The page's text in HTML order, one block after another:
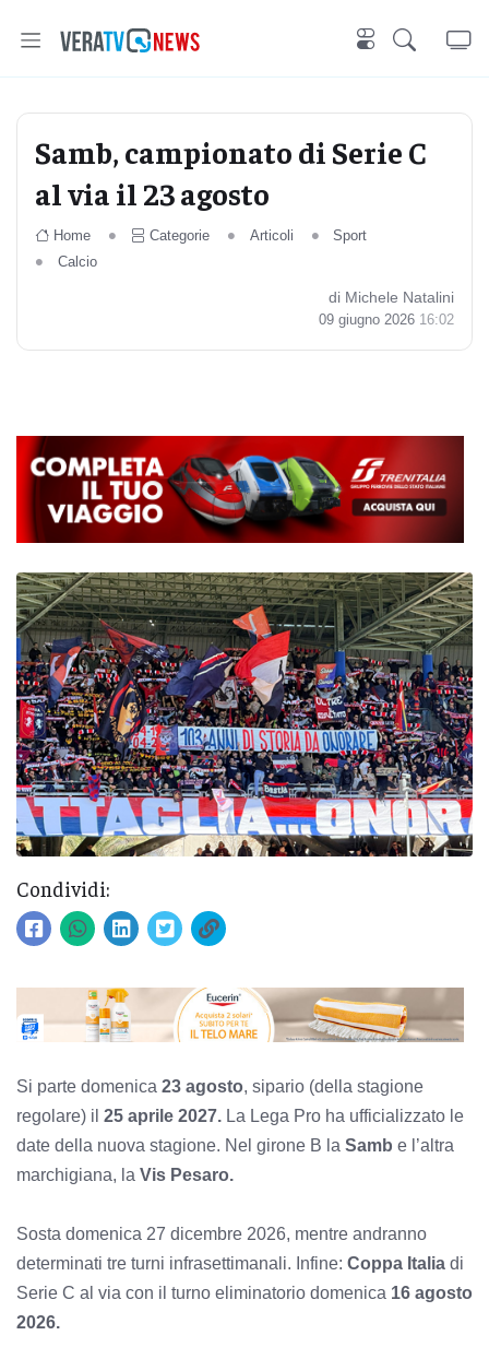
Samb, campionato di Serie C
al via il 23 agosto
Home Categorie Articoli
Sport
Calcio
di Michele Natalini
09 giugno 2026 16:02
Condividi:
Si parte domenica 23 agosto, sipario (della stagione
regolare) il 25 aprile 2027. La Lega Pro ha ufficializzato le
date della nuova stagione. Nel girone B la Samb e l’altra
marchigiana, la Vis Pesaro.
Sosta domenica 27 dicembre 2026, mentre andranno
determinati tre turni infrasettimanali. Infine: Coppa Italia di
Serie C al via con il turno eliminatorio domenica 16 agosto
2026.